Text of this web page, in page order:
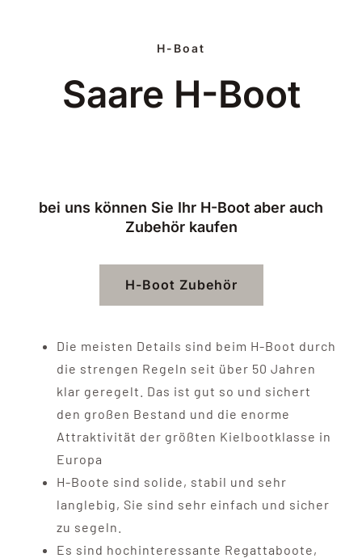
HAFEN & WINTERLAGER
YACHTHANDEL
H-Boat
Saare H-Boot
bei uns können Sie Ihr H-Boot aber auch
Zubehör kaufen
H-Boot Zubehör
Die meisten Details sind beim H-Boot durch
die strengen Regeln seit über 50 Jahren
klar geregelt. Das ist gut so und sichert
den großen Bestand und die enorme
Attraktivität der größten Kielbootklasse in
Europa
H-Boote sind solide, stabil und sehr
langlebig, Sie sind sehr einfach und sicher
zu segeln.
Es sind hochinteressante Regattaboote,